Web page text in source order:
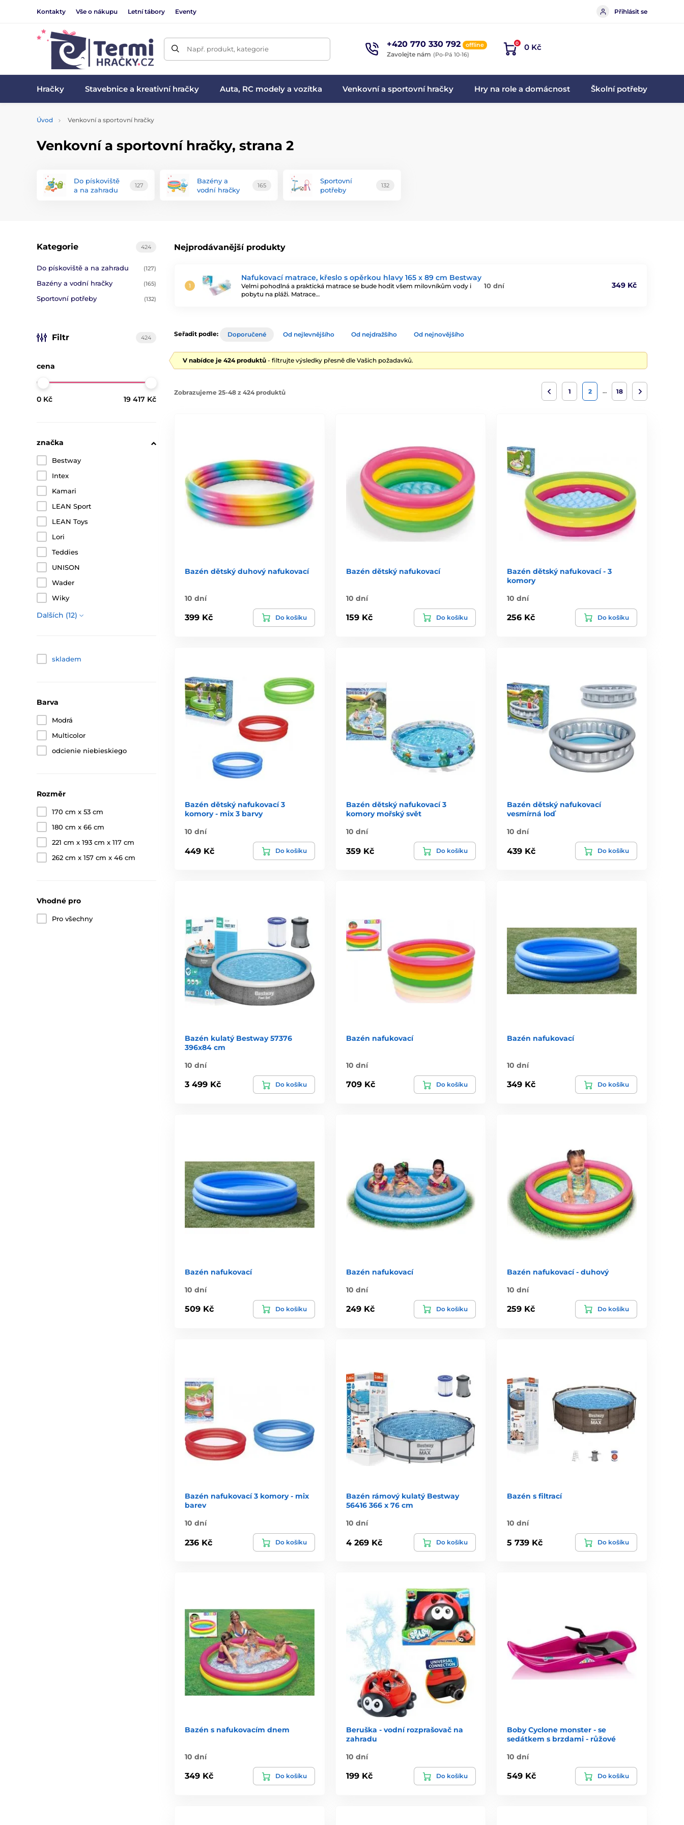
Kontakty Vše o nákupu Letní tábory Eventy Přihlásit se
Např. produkt, kategorie +420 770 330 792 offline
Zavolejte nám (Po-Pá 10-16)
0 0 Kč
Hračky Stavebnice a kreativní hračky Auta, RC modely a vozítka Venkovní a sportovní hračky Hry na role a domácnost Školní potřeby
Úvod Venkovní a sportovní hračky
Venkovní a sportovní hračky, strana 2
Do pískoviště
a na zahradu
127
Bazény a
vodní hračky
165
Sportovní
potřeby
132
Nejprodávanější produkty
Nafukovací matrace, křeslo s opěrkou hlavy 165 x 89 cm Bestway
Velmi pohodlná a praktická matrace se bude hodit všem milovníkům vody i
pobytu na pláži. Matrace…
10 dní 349 Kč
424
Kategorie
Do pískoviště a na zahradu (127)
Bazény a vodní hračky (165)
Sportovní potřeby (132)
Filtr 424
cena
0 Kč 19 417 Kč
značka
Bestway
Intex
Kamari
LEAN Sport
LEAN Toys
Lori
Teddies
UNISON
Wader
Wiky
Dalších (12)
skladem
Barva
Modrá
Multicolor
odcienie niebieskiego
Rozměr
170 cm x 53 cm
180 cm x 66 cm
221 cm x 193 cm x 117 cm
262 cm x 157 cm x 46 cm
Vhodné pro
Pro všechny
Seřadit podle: Doporučené Od nejlevnějšího Od nejdražšího Od nejnovějšího
V nabídce je 424 produktů - filtrujte výsledky přesně dle Vašich požadavků.
Zobrazujeme 25-48 z 424 produktů 1 2 … 18
Bazén dětský duhový nafukovací
10 dní
399 Kč Do košíku
Bazén dětský nafukovací
10 dní
159 Kč Do košíku
Bazén dětský nafukovací - 3
komory
10 dní
256 Kč Do košíku
Bazén dětský nafukovací 3
komory - mix 3 barvy
10 dní
449 Kč Do košíku
Bazén dětský nafukovací 3
komory mořský svět
10 dní
359 Kč Do košíku
Bazén dětský nafukovací
vesmírná loď
10 dní
439 Kč Do košíku
Bazén kulatý Bestway 57376
396x84 cm
10 dní
3 499 Kč Do košíku
Bazén nafukovací
10 dní
709 Kč Do košíku
Bazén nafukovací
10 dní
349 Kč Do košíku
Bazén nafukovací
10 dní
509 Kč Do košíku
Bazén nafukovací
10 dní
249 Kč Do košíku
Bazén nafukovací - duhový
10 dní
259 Kč Do košíku
Bazén nafukovací 3 komory - mix
barev
10 dní
236 Kč Do košíku
Bazén rámový kulatý Bestway
56416 366 x 76 cm
10 dní
4 269 Kč Do košíku
Bazén s filtrací
10 dní
5 739 Kč Do košíku
Bazén s nafukovacím dnem
10 dní
349 Kč Do košíku
Beruška - vodní rozprašovač na
zahradu
10 dní
199 Kč Do košíku
Boby Cyclone monster - se
sedátkem s brzdami - růžové
10 dní
549 Kč Do košíku